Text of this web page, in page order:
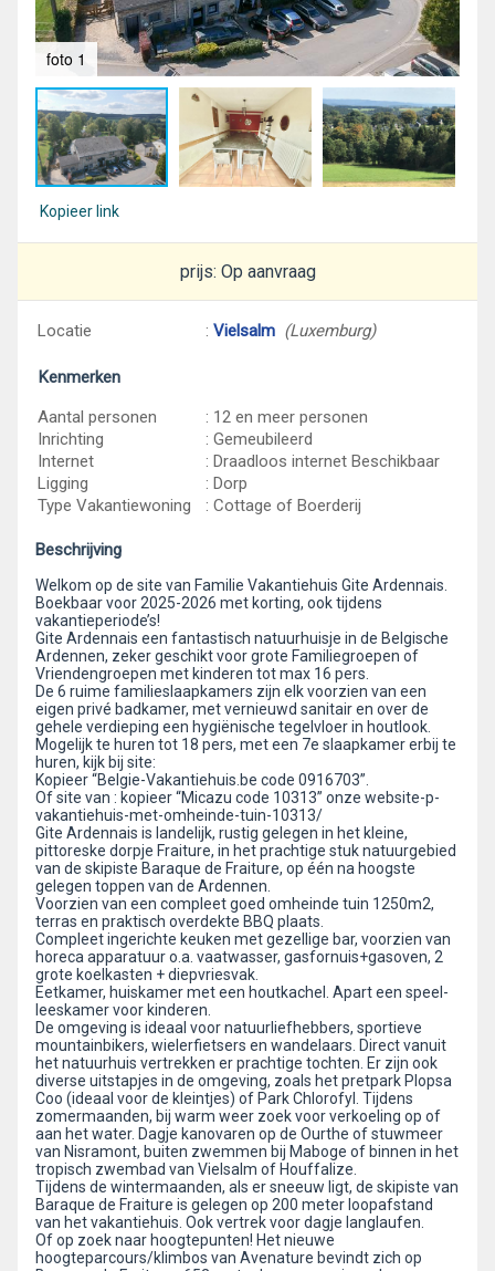
foto 1
Kopieer link
prijs: Op aanvraag
Locatie : Vielsalm (Luxemburg)
Kenmerken
Aantal personen
: 12 en meer personen
Inrichting
: Gemeubileerd
Internet
: Draadloos internet Beschikbaar
Ligging
: Dorp
Type Vakantiewoning
: Cottage of Boerderij
Beschrijving
Welkom op de site van Familie Vakantiehuis Gite Ardennais.
Boekbaar voor 2025-2026 met korting, ook tijdens
vakantieperiode’s!
Gite Ardennais een fantastisch natuurhuisje in de Belgische
Ardennen, zeker geschikt voor grote Familiegroepen of
Vriendengroepen met kinderen tot max 16 pers.
De 6 ruime familieslaapkamers zijn elk voorzien van een
eigen privé badkamer, met vernieuwd sanitair en over de
gehele verdieping een hygiënische tegelvloer in houtlook.
Mogelijk te huren tot 18 pers, met een 7e slaapkamer erbij te
huren, kijk bij site:
Kopieer “Belgie-Vakantiehuis.be code 0916703”.
Of site van : kopieer “Micazu code 10313” onze website-p-
vakantiehuis-met-omheinde-tuin-10313/
Gite Ardennais is landelijk, rustig gelegen in het kleine,
pittoreske dorpje Fraiture, in het prachtige stuk natuurgebied
van de skipiste Baraque de Fraiture, op één na hoogste
gelegen toppen van de Ardennen.
Voorzien van een compleet goed omheinde tuin 1250m2,
terras en praktisch overdekte BBQ plaats.
Compleet ingerichte keuken met gezellige bar, voorzien van
horeca apparatuur o.a. vaatwasser, gasfornuis+gasoven, 2
grote koelkasten + diepvriesvak.
Eetkamer, huiskamer met een houtkachel. Apart een speel-
leeskamer voor kinderen.
De omgeving is ideaal voor natuurliefhebbers, sportieve
mountainbikers, wielerfietsers en wandelaars. Direct vanuit
het natuurhuis vertrekken er prachtige tochten. Er zijn ook
diverse uitstapjes in de omgeving, zoals het pretpark Plopsa
Coo (ideaal voor de kleintjes) of Park Chlorofyl. Tijdens
zomermaanden, bij warm weer zoek voor verkoeling op of
aan het water. Dagje kanovaren op de Ourthe of stuwmeer
van Nisramont, buiten zwemmen bij Maboge of binnen in het
tropisch zwembad van Vielsalm of Houffalize.
Tijdens de wintermaanden, als er sneeuw ligt, de skipiste van
Baraque de Fraiture is gelegen op 200 meter loopafstand
van het vakantiehuis. Ook vertrek voor dagje langlaufen.
Of op zoek naar hoogtepunten! Het nieuwe
hoogteparcours/klimbos van Avenature bevindt zich op